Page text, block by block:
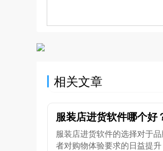
相关文章
服装店进货软件哪个好
服装店进货软件的选择对于
者对购物体验要求的日益提升